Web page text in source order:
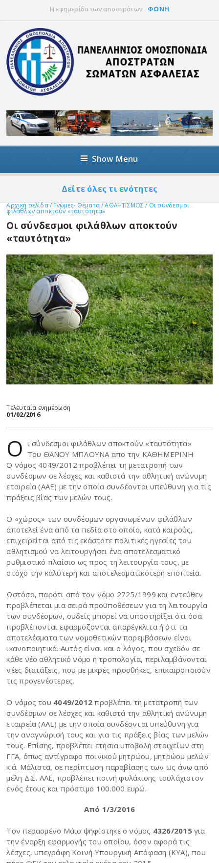
Η εφημερίδα των αποστράτων ΦΩΝΗ
Show Menu
Δείτε όλες τι ενότητες
Αρχική σελίδα/Γνώμες- Θέματα/ΑΘΛΗΤΙΣΜΟΣ/Οι σύνδεσμοι
φιλάθλων αποκτούν «ταυτότητα»
Οι σύνδεσμοι φιλάθλων αποκτούν
«ταυτότητα»
Τελευταία ενημέρωση
01/02/2016
Ο ι σύνδεσμοι φιλάθλων αποκτούν «ταυτότητα»
Του ΘΑΝΟΥ ΜΠΛΟΥΝΑ απο την ΚΑΘΗΜΕΡΙΝΗ
Ο νόμος 4049/2012 προβλέπει τη μετατροπή των
συνδέσμων σε λέσχες και καθιστά την αθλητική ανώνυμη
εταιρεία (ΑΑΕ) με την οποία συνδέονται υπεύθυνη για τις
πράξεις βίας των μελών τους.
Ο «χώρος» των συνδέσμων οργανωμένων φιλάθλων
αποτελεί ένα από τα πεδία στο οποίο, κατά καιρούς,
επιχειρείται από τις εκάστοτε πολιτικές ηγεσίες του
αθλητισμού να λειτουργήσει ένα αποτελεσματικό
ρυθμιστικό πλαίσιο ως προς τη λειτουργία τους, με
στόχο την καλύτερη και αποτελεσματικότερη εποπτεία.
Ωστόσο, παρότι από τον νόμο 2725/1999 και εντεύθεν
προβλέπεται μια σειρά προϋποθέσεων για τη λειτουργία
των συνδέσμων, ουδείς μπορεί να υποστηρίξει ότι όσα
προβλέπονται εφαρμόζονται απαρέγκλιτα ή ότι τα
αποτελέσματα των νομοθετικών παρεμβάσεων είναι
ικανοποιητικά. Αυτός είναι και ο λόγος, που σχεδόν σε
κάθε νέο αθλητικό νόμο ή τροπολογία, περιλαμβάνονται
νέες διατάξεις, που με μικρές προσθήκες, επικαιροποιούν
τις προγενέστερες.
Ο νόμος του 4049/2012 προβλέπει τη μετατροπή των
συνδέσμων σε λέσχες και καθιστά την αθλητική ανώνυμη
εταιρεία (ΑΑΕ) με την οποία συνδέονται υπεύθυνη για
την αναγνώρισή τους και για τις πράξεις βίας των μελών
τους. Επίσης, προβλέπει ετήσια υποβολή στοιχείων στη
ΓΓΑ, όπως αντίγραφο ποινικού μητρώου, μητρώου μελών
κ.ά. Μάλιστα, σε περίπτωση παραβίασης των ως άνω από
μέλη Δ.Σ. ΑΑΕ, προβλέπει ποινή φυλάκισης τουλάχιστον
ενός έτους και πρόστιμο 100.000 ευρώ.
Από 1/3/2016
Τον περασμένο Μάιο ψηφίστηκε ο νόμος 4326/2015για
την έναρξη εφαρμογής του οποίου, όσον αφορά τις
λέσχες, υπεγράφη Κοινή Υπουργική Απόφαση (KYA), που